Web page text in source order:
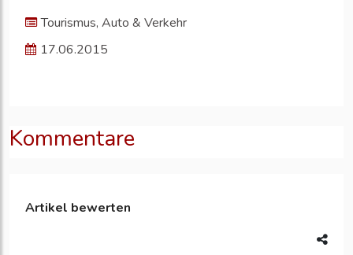
Tourismus, Auto & Verkehr
17.06.2015
Kommentare
Artikel bewerten